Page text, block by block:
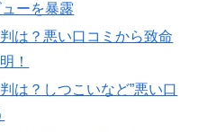
ーを暴露
は？悪い口コミから致命
！
は？しつこいなど”悪い口